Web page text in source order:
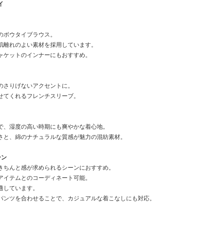
ウタイブラウス。
れのよい素材を採用しています。
ットのインナーにもおすすめ。
さりげないアクセントに。
てくれるフレンチスリーブ。
、湿度の高い時期にも爽やかな着心地。
と、綿のナチュラルな質感が魅力の混紡素材。
ちんと感が求められるシーンにおすすめ。
イテムとのコーディネート可能。
しています。
ンツを合わせることで、カジュアルな着こなしにも対応。